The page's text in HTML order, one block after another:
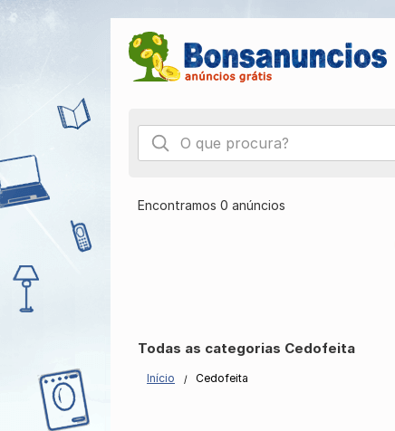
Encontramos 0 anúncios
Todas as categorias Cedofeita
Início Cedofeita